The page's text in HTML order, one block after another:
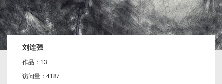
刘连强
作品： 13
访问量： 4187